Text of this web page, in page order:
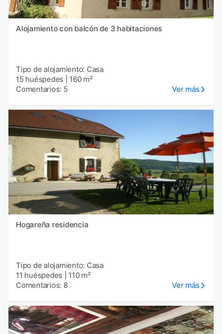
Alojamiento con balcón de 3 habitaciones
Tipo de alojamiento: Casa
15 huéspedes
160 m²
Comentarios: 5
Ver más
Hogareña residencia
Tipo de alojamiento: Casa
11 huéspedes
110 m²
Comentarios: 8
Ver más